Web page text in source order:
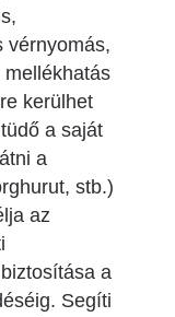
vérnyomás,
kerülhet
a saját
a
stb.)
az
a
Segíti